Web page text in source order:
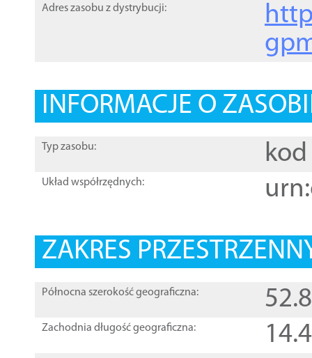
Adres zasobu z dystrybucji:
INFORMACJE O
Typ zasobu: kod
Układ współrzędnych:
ZAKRES
Północna szerokość geograficzna:
Zachodnia długość geograficzna: